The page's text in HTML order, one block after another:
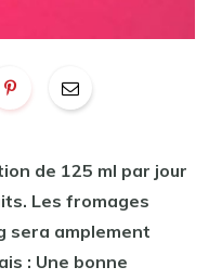
de 125 ml par jour
Les fromages
sera amplement
: Une bonne